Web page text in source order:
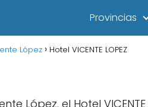
Provincias
López Hotel VICENTE LOPEZ
López, el Hotel VICENTE